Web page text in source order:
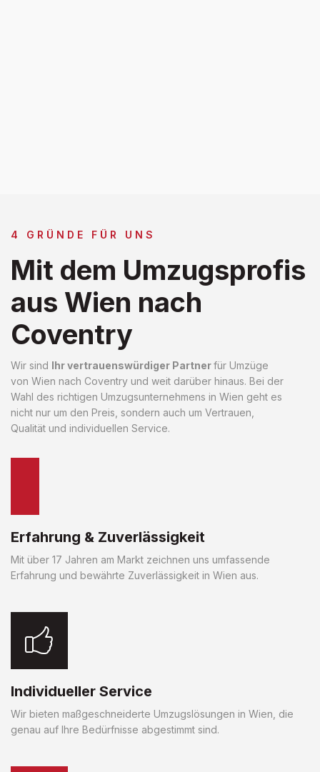
4 GRÜNDE FÜR UNS
Mit dem Umzugsprofis
aus Wien nach
Coventry
Wir sind Ihr vertrauenswürdiger Partnerfür Umzüge
von Wien nach Coventry und weit darüber hinaus. Bei der
Wahl des richtigen Umzugsunternehmens in Wien geht es
nicht nur um den Preis, sondern auch um Vertrauen,
Qualität und individuellen Service.
Erfahrung & Zuverlässigkeit
Mit über 17 Jahren am Markt zeichnen uns umfassende
Erfahrung und bewährte Zuverlässigkeit in Wien aus.
Individueller Service
Wir bieten maßgeschneiderte Umzugslösungen in Wien, die
genau auf Ihre Bedürfnisse abgestimmt sind.